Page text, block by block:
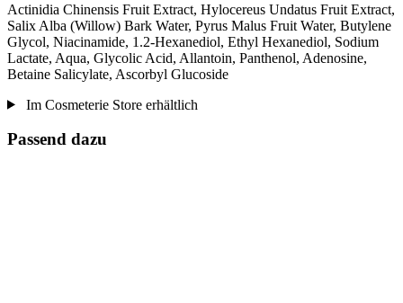
Actinidia Chinensis Fruit Extract, Hylocereus Undatus Fruit Extract,
Salix Alba (Willow) Bark Water, Pyrus Malus Fruit Water, Butylene
Glycol, Niacinamide, 1.2-Hexanediol, Ethyl Hexanediol, Sodium
Lactate, Aqua, Glycolic Acid, Allantoin, Panthenol, Adenosine,
Betaine Salicylate, Ascorbyl Glucoside
Im Cosmeterie Store erhältlich
Passend dazu